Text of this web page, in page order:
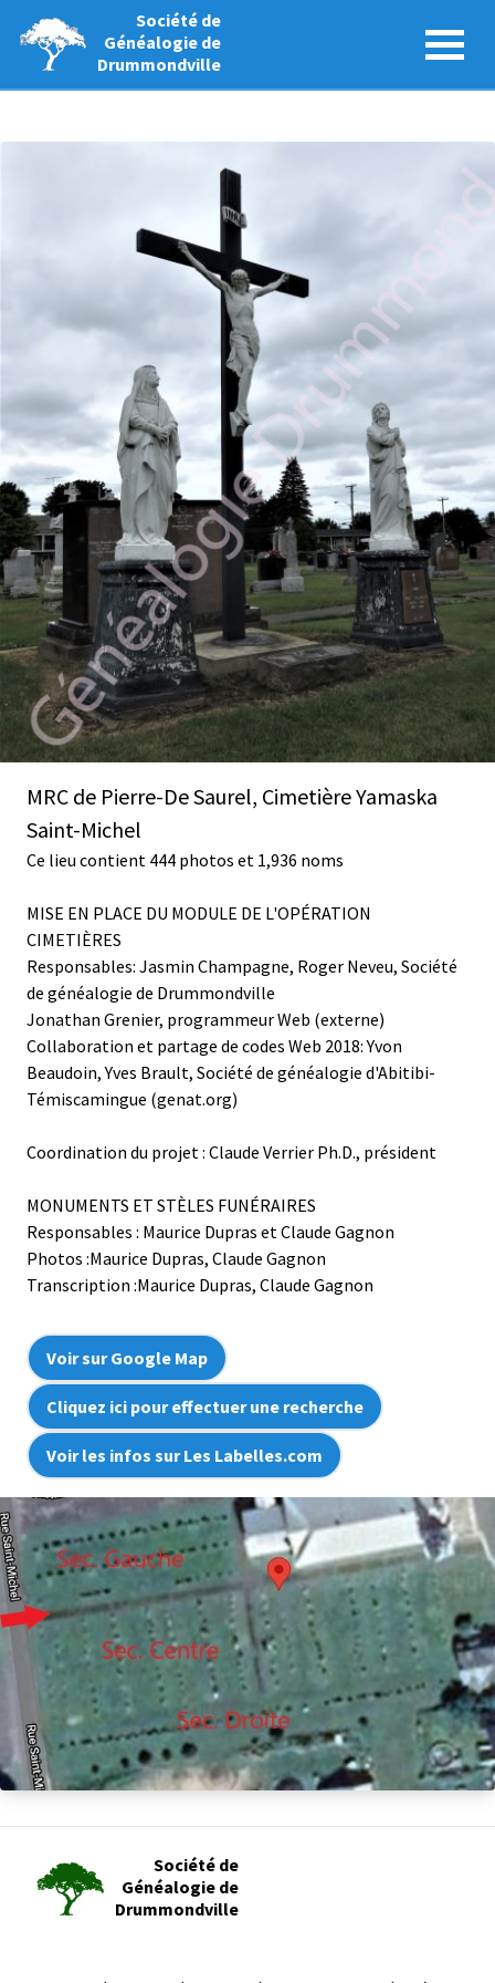
Société de
Généalogie de
Drummondville
MRC de Pierre-De Saurel, Cimetière Yamaska
Saint-Michel
Ce lieu contient 444 photos et 1,936 noms
MISE EN PLACE DU MODULE DE L'OPÉRATION
CIMETIÈRES
Responsables: Jasmin Champagne, Roger Neveu, Société
de généalogie de Drummondville
Jonathan Grenier, programmeur Web (externe)
Collaboration et partage de codes Web 2018: Yvon
Beaudoin, Yves Brault, Société de généalogie d'Abitibi-
Témiscamingue (genat.org)
Coordination du projet : Claude Verrier Ph.D., président
MONUMENTS ET STÈLES FUNÉRAIRES
Responsables : Maurice Dupras et Claude Gagnon
Photos :Maurice Dupras, Claude Gagnon
Transcription :Maurice Dupras, Claude Gagnon
Voir sur Google Map
Cliquez ici pour effectuer une recherche
Voir les infos sur Les Labelles.com
Société de
Généalogie de
Drummondville